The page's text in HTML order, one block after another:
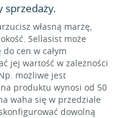
sprzedaży.
własną marżę,
Sellasist może
cen w całym
jej wartość w zależności
możliwe jest
produktu wynosi od 50
waha się w przedziale
dowolną